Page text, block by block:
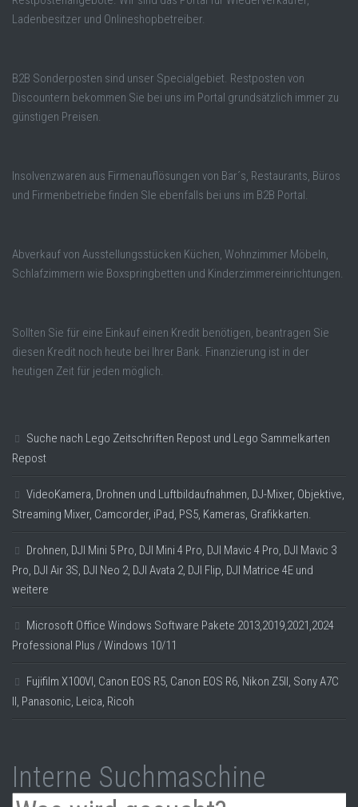
Ladenbesitzer und Onlineshopbetreiber.
B2B Sonderposten sind unser Specialgebiet. Restposten von
Discountern bekommen Sie bei uns im Portal grundsätzlich immer zu
günstigen Preisen.
Insolvenzwaren aus Firmenauflösungen von Bar´s, Restaurants, Büros
und Firmenbetriebe finden SIe ebenfalls bei uns im B2B Portal.
Abverkauf von Ausstellungsstücken Küchen, Wohnzimmer Möbeln,
Schlafzimmern wie Boxspringbetten und Kinderzimmereinrichtungen.
Sollten Sie für eine Einkauf einen Kredit benötigen, beantragen Sie
diesen Kredit noch heute bei Ihrer Bank. Finanzierung ist in der
heutigen Zeit für jeden möglich.
Suche nach Lego Zeitschriften Repost und Lego Sammelkarten
Repost
VideoKamera, Drohnen und Luftbildaufnahmen, DJ-Mixer, Objektive,
Streaming Mixer, Camcorder, iPad, PS5, Kameras, Grafikkarten.
Drohnen, DJI Mini 5 Pro, DJI Mini 4 Pro, DJI Mavic 4 Pro, DJI Mavic 3
Pro, DJI Air 3S, DJI Neo 2, DJI Avata 2, DJI Flip, DJI Matrice 4E und
weitere
Microsoft Office Windows Software Pakete 2013,2019,2021,2024
Professional Plus / Windows 10/11
Fujifilm X100VI, Canon EOS R5, Canon EOS R6, Nikon Z5II, Sony A7C
II, Panasonic, Leica, Ricoh
Interne Suchmaschine